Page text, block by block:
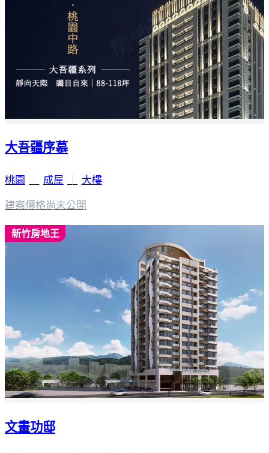
大吾疆序慕
桃園 成屋 大樓
建案價格尚未公開
新竹房地王
文畫功邸